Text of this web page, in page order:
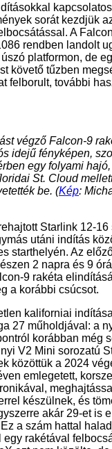
sorát kezdjük
A
rendben landolt
platformon, de
követő tűzben
felborult, további
végző Falcon-9
idejű fényképen,
egy folyami
St. Cloud
be. (Kép:
Starlink 12-16
utáni indítás
starthelyén. Az
2 napra és 9
9 rakéta
a korábbi csúcsot.
kaliforniai
27 műholdjával: a
korábban még
V2 Mini sorozatú
közöttük a 2024
emlegetett,
készülnek, és
akár 29-et is
a szám hattal
rakétával